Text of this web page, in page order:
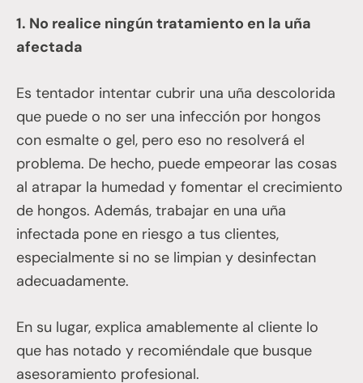
1. No realice ningún tratamiento en la uña
afectada
Es tentador intentar cubrir una uña descolorida
que puede o no ser una infección por hongos
con esmalte o gel, pero eso no resolverá el
problema. De hecho, puede empeorar las cosas
al atrapar la humedad y fomentar el crecimiento
de hongos. Además, trabajar en una uña
infectada pone en riesgo a tus clientes,
especialmente si no se limpian y desinfectan
adecuadamente.
En su lugar, explica amablemente al cliente lo
que has notado y recomiéndale que busque
asesoramiento profesional.